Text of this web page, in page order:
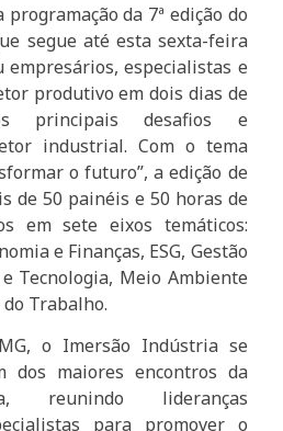
da 7ª edição do
segue até esta sexta-feira
empresários, especialistas e
produtivo em dois dias de
principais desafios e
industrial. Com o tema
o futuro”, a edição de
de 50 painéis e 50 horas de
em sete eixos temáticos:
e Finanças, ESG, Gestão
Tecnologia, Meio Ambiente
do Trabalho.
o Imersão Indústria se
dos maiores encontros da
reunindo lideranças
para promover o